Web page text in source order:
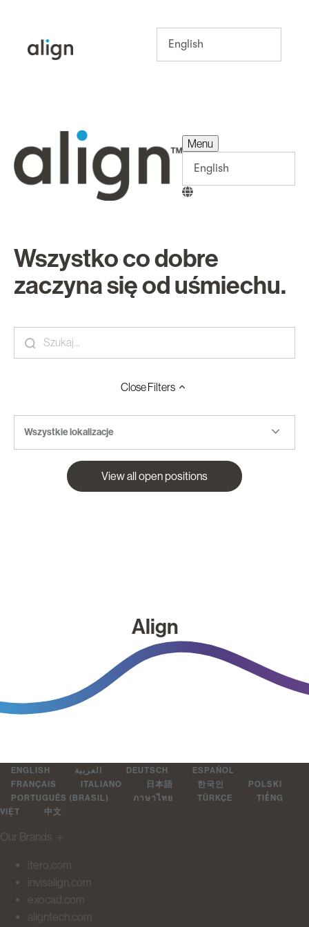
Menu
Wszystko co dobre
zaczyna się od uśmiechu.
CloseFilters
Wszystkie lokalizacje
View all open positions
Align
ENGLISH العربية DEUTSCH
ESPAÑOL
FRANÇAIS
ITALIANO 日本語 한국인
POLSKI
PORTUGUÊS (BRASIL)
ภาษาไทย TÜRKÇE
TIẾNG
VIỆT
中文
Our Brands ＋
itero.com
invisalign.com
exocad.com
aligntech.com